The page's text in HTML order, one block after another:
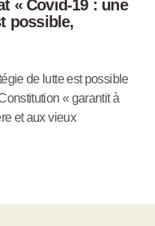
« Covid-19 : une
possible,
de lutte est possible
« garantit à
et aux vieux